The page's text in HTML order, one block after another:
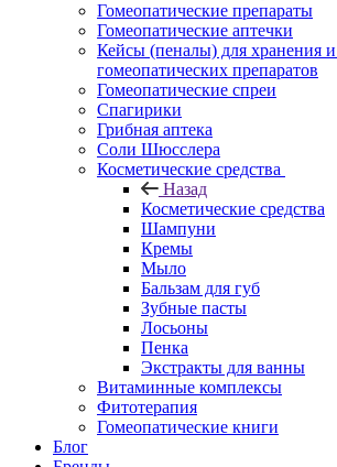
Гомеопатические препараты
Гомеопатические аптечки
Кейсы (пеналы) для хранения
гомеопатических препаратов
Гомеопатические спреи
Спагирики
Грибная аптека
Соли Шюсслера
Косметические средства
Назад
Косметические средства
Шампуни
Кремы
Мыло
Бальзам для губ
Зубные пасты
Лосьоны
Пенка
Экстракты для ванны
Витаминные комплексы
Фитотерапия
Гомеопатические книги
Блог